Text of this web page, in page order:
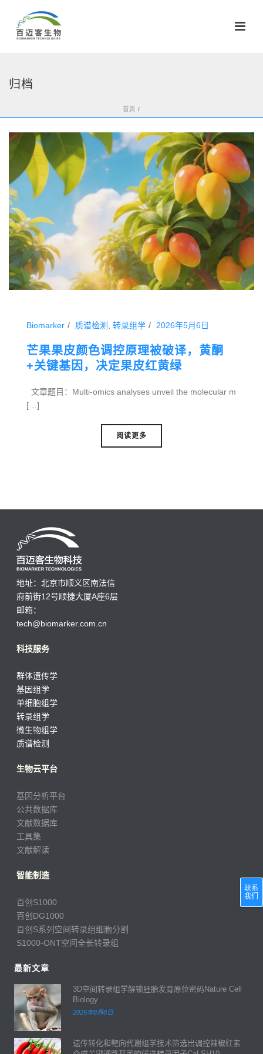
归档
首页 /
Biomarker 质谱检测 转录组学 2026年5月6日
芒果果皮颜色调控原理被破译，黄酮
+关键基因，决定果皮红黄绿
文章题目：Multi-omics analyses unveil the molecular m
[…]
阅读更多
地址：北京市顺义区南法信
府前街12号顺捷大厦A座6层
邮箱：
tech@biomarker.com.cn
科技服务
群体遗传学
基因组学
单细胞组学
转录组学
微生物组学
质谱检测
生物云平台
基因分析平台
公共数据库
文献数据库
工具集
文献解读
智能制造
百创S1000
百创DG1000
百创S系列空间转录组细胞分割
S1000-ONT空间全长转录组
最新文章
3D空间转录组学解锁胚胎发育原位密码Nature Cell
Biology
2026年8月8日
遗传转化和靶向代谢组学技术筛选出调控辣椒红素
联系
我们